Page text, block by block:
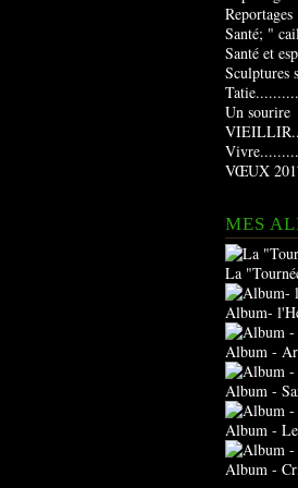
Santé; "
Santé et
Sculptures
Un sourire
VŒUX
MES
La
Album-
Album -
Album -
Album -
Album -